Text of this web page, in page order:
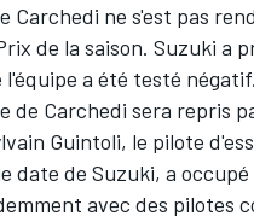
Carchedi ne s'est pas
de la saison. Suzuki a
a été testé négatif.
de Carchedi sera repris
Guintoli, le pilote
date de Suzuki, a
avec des pilotes